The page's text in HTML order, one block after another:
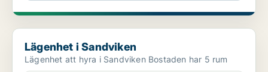
Lägenhet i Sandviken
Lägenhet i Sandviken
Lägenhet att hyra i Sandviken Bostaden har 5 rum